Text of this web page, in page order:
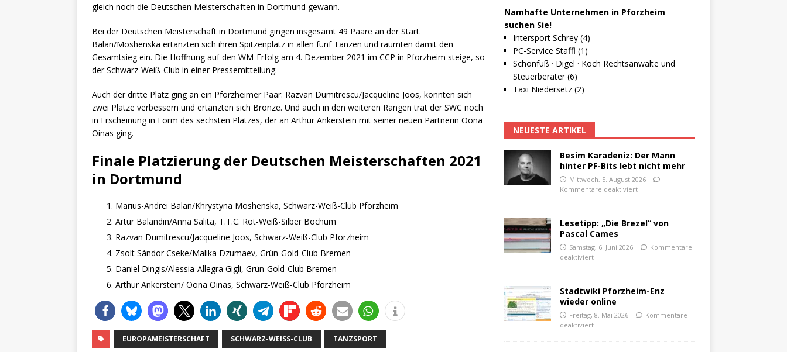
gleich noch die Deutschen Meisterschaften in Dortmund gewann.
Bei der Deutschen Meisterschaft in Dortmund gingen insgesamt 49 Paare an der Start.
Balan/Moshenska ertanzten sich ihren Spitzenplatz in allen fünf Tänzen und räumten damit den
Gesamtsieg ein. Die Hoffnung auf den WM-Erfolg am 4. Dezember 2021 im CCP in Pforzheim steige, so
der Schwarz-Weiß-Club in einer Pressemitteilung.
Auch der dritte Platz ging an ein Pforzheimer Paar: Razvan Dumitrescu/Jacqueline Joos, konnten sich
zwei Plätze verbessern und ertanzten sich Bronze. Und auch in den weiteren Rängen trat der SWC noch
in Erscheinung in Form des sechsten Platzes, der an Arthur Ankerstein mit seiner neuen Partnerin Oona
Oinas ging.
Finale Platzierung der Deutschen Meisterschaften 2021
in Dortmund
Marius-Andrei Balan/Khrystyna Moshenska, Schwarz-Weiß-Club Pforzheim
Artur Balandin/Anna Salita, T.T.C. Rot-Weiß-Silber Bochum
Razvan Dumitrescu/Jacqueline Joos, Schwarz-Weiß-Club Pforzheim
Zsolt Sándor Cseke/Malika Dzumaev, Grün-Gold-Club Bremen
Daniel Dingis/Alessia-Allegra Gigli, Grün-Gold-Club Bremen
Arthur Ankerstein/ Oona Oinas, Schwarz-Weiß-Club Pforzheim
EUROPAMEISTERSCHAFT SCHWARZ-WEISS-CLUB TANZSPORT
Namhafte Unternehmen in Pforzheim
suchen Sie!
Intersport Schrey (4)
PC-Service Staffl (1)
Schönfuß · Digel · Koch Rechtsanwälte und
Steuerberater (6)
Taxi Niedersetz (2)
NEUESTE ARTIKEL
Besim Karadeniz: Der Mann
hinter PF-Bits lebt nicht mehr
Mittwoch, 5. August 2026
Kommentare deaktiviert
Lesetipp: „Die Brezel“ von
Pascal Cames
Samstag, 6. Juni 2026
Kommentare
deaktiviert
Stadtwiki Pforzheim-Enz
wieder online
Freitag, 8. Mai 2026
Kommentare
deaktiviert